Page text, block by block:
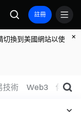
註冊
切換到美國網站以使
技術 Web3 傳統金